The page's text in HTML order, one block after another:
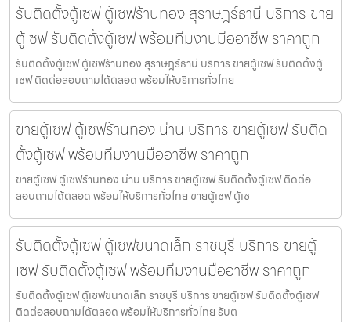
รับติดตั้งตู้เซฟ ตู้เซฟร้านทอง สุราษฎร์ธานี บริการ ขาย
ตู้เซฟ รับติดตั้งตู้เซฟ พร้อมทีมงานมืออาชีพ ราคาถูก
รับติดตั้งตู้เซฟ ตู้เซฟร้านทอง สุราษฎร์ธานี บริการ ขายตู้เซฟ รับติดตั้งตู้
เซฟ ติดต่อสอบถามได้ตลอด พร้อมให้บริการทั่วไทย
ขายตู้เซฟ ตู้เซฟร้านทอง น่าน บริการ ขายตู้เซฟ รับติด
ตั้งตู้เซฟ พร้อมทีมงานมืออาชีพ ราคาถูก
ขายตู้เซฟ ตู้เซฟร้านทอง น่าน บริการ ขายตู้เซฟ รับติดตั้งตู้เซฟ ติดต่อ
สอบถามได้ตลอด พร้อมให้บริการทั่วไทย ขายตู้เซฟ ตู้เซ
รับติดตั้งตู้เซฟ ตู้เซฟขนาดเล็ก ราชบุรี บริการ ขายตู้
เซฟ รับติดตั้งตู้เซฟ พร้อมทีมงานมืออาชีพ ราคาถูก
รับติดตั้งตู้เซฟ ตู้เซฟขนาดเล็ก ราชบุรี บริการ ขายตู้เซฟ รับติดตั้งตู้เซฟ
ติดต่อสอบถามได้ตลอด พร้อมให้บริการทั่วไทย รับต